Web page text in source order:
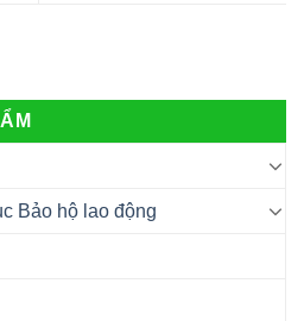
Bảo hộ lao động